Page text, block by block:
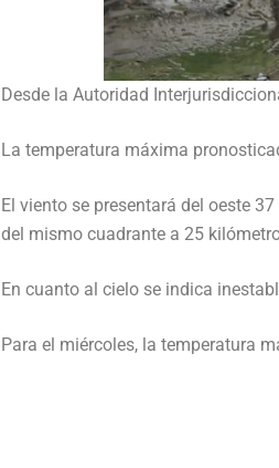
Desde la Autoridad
La temperatura máxima
El viento se presentará del oeste
del mismo cuadrante a 25
En cuanto al cielo se indica
Para el miércoles, la temperatura